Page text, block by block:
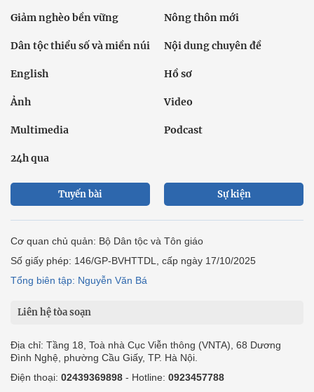
Giảm nghèo bền vững Nông thôn mới
Dân tộc thiểu số và miền núi Nội dung chuyên đề
English Hồ sơ
Ảnh Video
Multimedia Podcast
24h qua
Tuyến bài Sự kiện
Cơ quan chủ quản: Bộ Dân tộc và Tôn giáo
Số giấy phép: 146/GP-BVHTTDL, cấp ngày 17/10/2025
Tổng biên tập: Nguyễn Văn Bá
Liên hệ tòa soạn
Địa chỉ: Tầng 18, Toà nhà Cục Viễn thông (VNTA), 68 Dương
Đình Nghệ, phường Cầu Giấy, TP. Hà Nội.
Điện thoại: 02439369898 - Hotline: 0923457788